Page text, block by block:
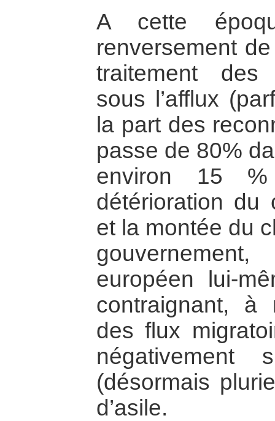
A cette
renversement
traitement des
sous l’afflux
la part des
passe de 80%
environ 15
détérioration du
et la montée du
européen lui-
contraignant, à
des flux
négativement
(désormais
d’asile.